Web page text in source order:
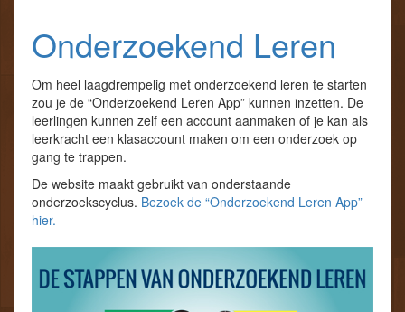
Onderzoekend Leren
Om heel laagdrempelig met onderzoekend leren te starten
zou je de “Onderzoekend Leren App” kunnen inzetten. De
leerlingen kunnen zelf een account aanmaken of je kan als
leerkracht een klasaccount maken om een onderzoek op
gang te trappen.
De website maakt gebruikt van onderstaande
onderzoekscyclus. Bezoek de “Onderzoekend Leren App”
hier.